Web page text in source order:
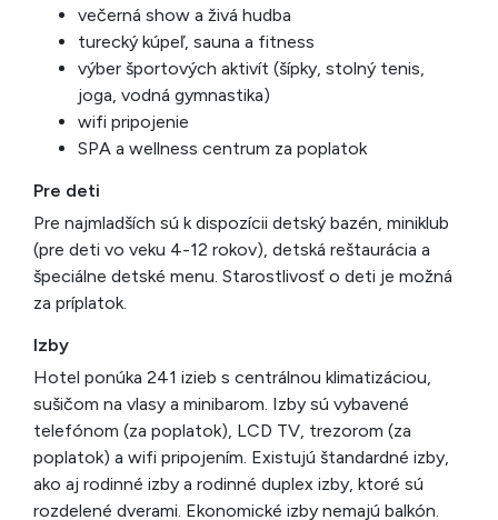
večerná show a živá hudba
turecký kúpeľ, sauna a fitness
výber športových aktivít (šípky, stolný tenis,
joga, vodná gymnastika)
wifi pripojenie
SPA a wellness centrum za poplatok
Pre deti
Pre najmladších sú k dispozícii detský bazén, miniklub
(pre deti vo veku 4-12 rokov), detská reštaurácia a
špeciálne detské menu. Starostlivosť o deti je možná
za príplatok.
Izby
Hotel ponúka 241 izieb s centrálnou klimatizáciou,
sušičom na vlasy a minibarom. Izby sú vybavené
telefónom (za poplatok), LCD TV, trezorom (za
poplatok) a wifi pripojením. Existujú štandardné izby,
ako aj rodinné izby a rodinné duplex izby, ktoré sú
rozdelené dverami. Ekonomické izby nemajú balkón.